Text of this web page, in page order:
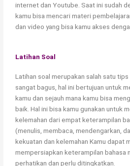
internet dan Youtube. Saat ini sudah
kamu bisa mencari materi
dan video yang bisa kamu akses
Latihan Soal
Latihan soal merupakan salah satu
sangat bagus, hal ini bertujuan untuk
kamu dan sejauh mana kamu bisa
baik. Hal ini bisa kamu gunakan untuk
kelemahan dari empat keterampilan
(menulis, membaca, mendengarkan,
kekuatan dan kelemahan Kamu dapat
mempersiapkan keterampilan bahasa
perhatikan dan perlu ditingkatkan.